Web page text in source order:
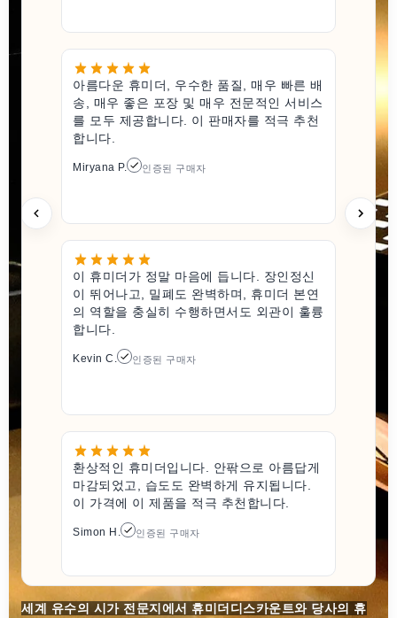
아름다운 휴미더, 우수한 품질, 매우 빠른 배
송, 매우 좋은 포장 및 매우 전문적인 서비스
를 모두 제공합니다. 이 판매자를 적극 추천
합니다.
Miryana P. 인증된 구매자
이 휴미더가 정말 마음에 듭니다. 장인정신
이 뛰어나고, 밀폐도 완벽하며, 휴미더 본연
의 역할을 충실히 수행하면서도 외관이 훌륭
합니다.
Kevin C. 인증된 구매자
환상적인 휴미더입니다. 안팎으로 아름답게
마감되었고, 습도도 완벽하게 유지됩니다.
이 가격에 이 제품을 적극 추천합니다.
Simon H. 인증된 구매자
세계 유수의 시가 전문지에서 휴미더디스카운트와 당사의 휴